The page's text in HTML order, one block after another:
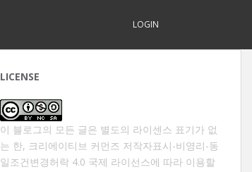
LOGIN
LICENSE
이 블로그의 모든 글은 별도의 라이센스 표기가 없
는 한, 크리에이티브 커먼즈 저작자표시-비영리-동
일조건변경허락 4.0 국제 라이선스에 따라 이용할